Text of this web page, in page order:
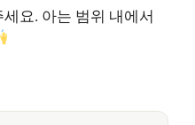
요. 아는 범위 내에서